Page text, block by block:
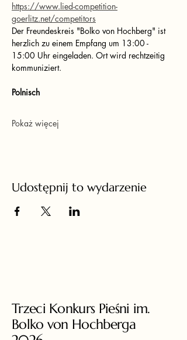
https://www.lied-competition-
goerlitz.net/competitors
Der Freundeskreis "Bolko von Hochberg" ist
herzlich zu einem Empfang um 13:00 -
15:00 Uhr eingeladen. Ort wird rechtzeitig
kommuniziert.
Polnisch
Pokaż więcej
Udostępnij to wydarzenie
Trzeci Konkurs Pieśni im.
Bolko von Hochberga